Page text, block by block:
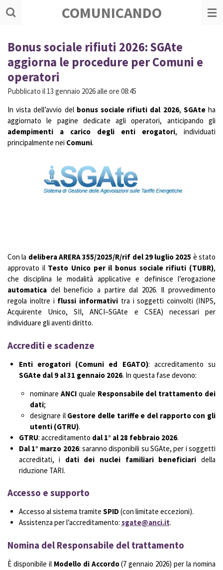
Vai
principale
COMUNICANDO
Bonus sociale rifiuti 2026: SGAte
aggiorna le procedure per Comuni e
operatori
Pubblicato il 13 gennaio 2026 alle ore 08:45
In vista dell’avvio del bonus sociale rifiuti dal 2026, SGAteha
aggiornato le pagine dedicate agli operatori, anticipando gli
adempimenti a carico degli enti erogatori, individuati
principalmente nei Comuni.
Con la delibera ARERA 355/2025/R/rif del 29 luglio 2025 è stato
approvato il Testo Unico per il bonus sociale rifiuti (TUBR),
che disciplina le modalità applicative e definisce l’erogazione
automatica del beneficio a partire dal 2026. Il provvedimento
regola inoltre i flussi informativi tra i soggetti coinvolti (INPS,
Acquirente Unico, SII, ANCI–SGAte e CSEA) necessari per
individuare gli aventi diritto.
Accrediti e scadenze
Enti erogatori (Comuni ed EGATO): accreditamento su
SGAte dal 9 al 31 gennaio 2026. In questa fase devono:
nominare ANCIquale Responsabile del trattamento dei
dati;
designare il Gestore delle tariffe e del rapporto con gli
utenti (GTRU).
GTRU: accreditamento dal 1° al 28 febbraio 2026.
Dal 1° marzo 2026: saranno disponibili su SGAte, per i soggetti
accreditati, i dati dei nuclei familiari beneficiari della
riduzione TARI.
Accesso e supporto
Accesso al sistema tramite SPID (con limitate eccezioni).
Assistenza per l’accreditamento: sgate@anci.it.
Nomina del Responsabile del trattamento
È disponibile il Modello di Accordo(7 gennaio 2026) per la nomina